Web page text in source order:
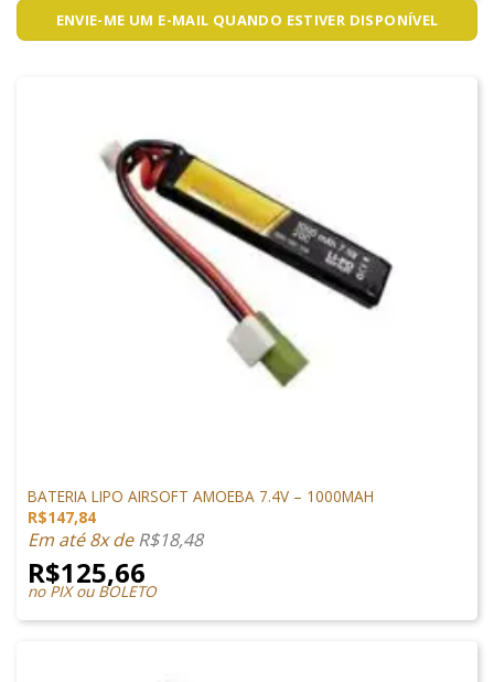
ENVIE-ME UM E-MAIL QUANDO ESTIVER DISPONÍVEL
BATERIA LIPO AIRSOFT AMOEBA 7.4V – 1000MAH
R$147,84
Em até 8x deR$18,48
R$125,66
no PIX ou BOLETO